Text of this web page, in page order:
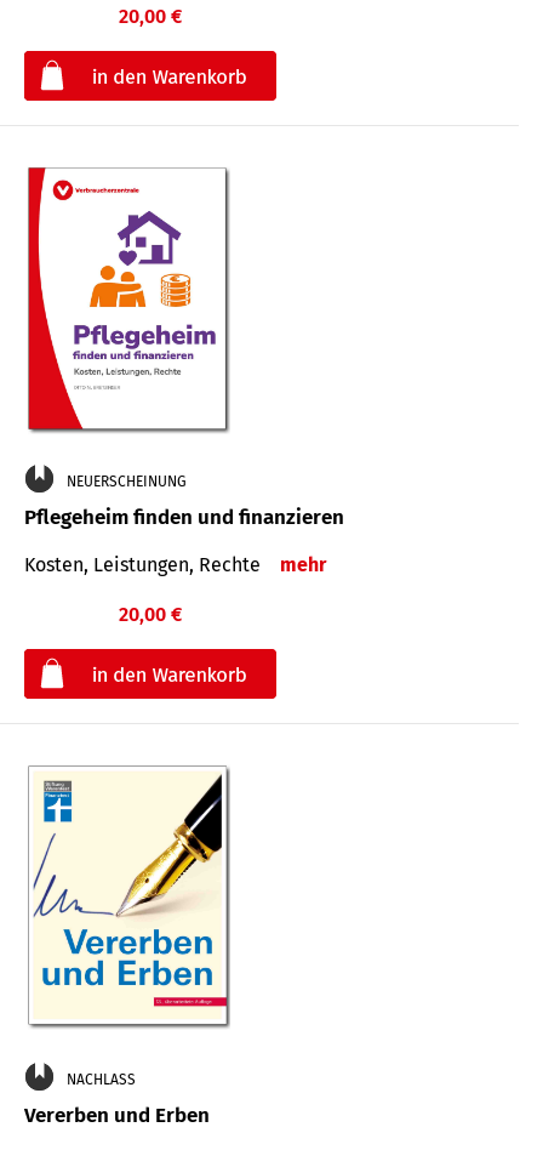
20,00 €
NEUERSCHEINUNG
Pflegeheim finden und finanzieren
Kosten, Leistungen, Rechte mehr
20,00 €
NACHLASS
Vererben und Erben